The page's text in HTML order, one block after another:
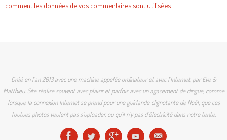
comment les données de vos commentaires sont utilisées
Créé en l'an 2013 avec une machine appelée ordinateur et avec l'Internet, par Eve &
Matthieu. Site réalise souvent avec plaisir et parfois avec un agacement de dingue, comme
lorsque la connexion Internet se prend pour une guirlande clignotante de Noël, que ces
foutues photos veulent pas s'uploader, ou qu'il n'y pas d'électricité dans notre tente.